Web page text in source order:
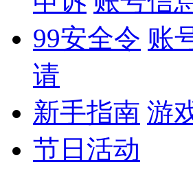
99安全令 账
请
新手指南 游
节日活动